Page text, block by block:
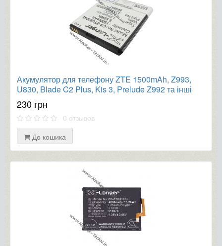
Акумулятор для телефону ZTE 1500mAh, Z993,
U830, Blade C2 Plus, Kis 3, Prelude Z992 та інші
230 грн
0 отзывов
До кошика